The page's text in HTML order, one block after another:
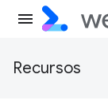
Recursos